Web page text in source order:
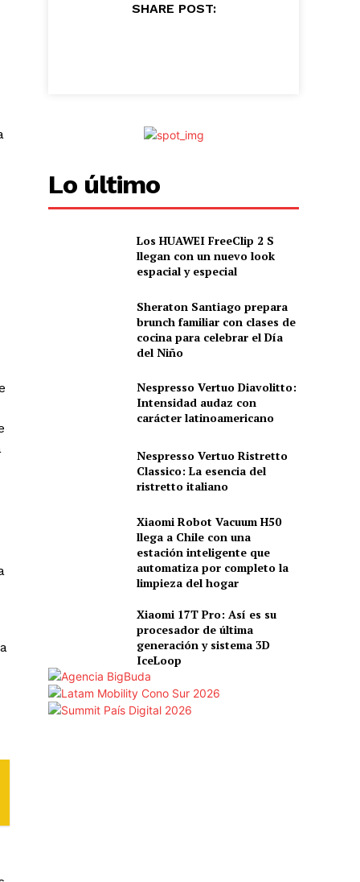
SHARE POST:
Lo último
Los HUAWEI FreeClip 2 S
llegan con un nuevo look
espacial y especial
Sheraton Santiago prepara
brunch familiar con clases de
cocina para celebrar el Día
del Niño
Nespresso Vertuo Diavolitto:
Intensidad audaz con
carácter latinoamericano
Nespresso Vertuo Ristretto
Classico: La esencia del
ristretto italiano
Xiaomi Robot Vacuum H50
llega a Chile con una
estación inteligente que
automatiza por completo la
limpieza del hogar
Xiaomi 17T Pro: Así es su
procesador de última
generación y sistema 3D
IceLoop